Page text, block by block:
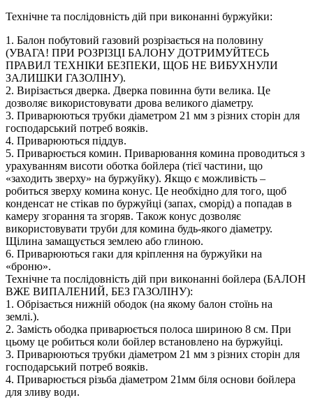
Технічне та послідовність дій при виконанні буржуйки:
1. Балон побутовий газовий розрізається на половину
(УВАГА! ПРИ РОЗРІЗЦІ БАЛОНУ ДОТРИМУЙТЕСЬ
ПРАВИЛ ТЕХНІКИ БЕЗПЕКИ, ЩОБ НЕ ВИБУХНУЛИ
ЗАЛИШКИ ГАЗОЛІНУ).
2. Вирізається дверка. Дверка повинна бути велика. Це
дозволяє використовувати дрова великого діаметру.
3. Приварюються трубки діаметром 21 мм з різних сторін для
господарський потреб вояків.
4. Приварюються піддув.
5. Приварюється комин. Приварювання комина проводиться з
урахуванням висоти оботка бойлера (тієї частини, що
«заходить зверху» на буржуйку). Якщо є можливість –
робиться зверху комина конус. Це необхідно для того, щоб
конденсат не стікав по буржуйці (запах, сморід) а попадав в
камеру згорання та згоряв. Також конус дозволяє
використовувати труби для комина будь-якого діаметру.
Щілина замащується землею або глиною.
6. Приварюються гаки для кріплення на буржуйки на
«броню».
Технічне та послідовність дій при виконанні бойлера (БАЛОН
ВЖЕ ВИПАЛЕНИЙ, БЕЗ ГАЗОЛІНУ):
1. Обрізається нижній ободок (на якому балон стоїнь на
землі.).
2. Замість ободка приварюється полоса шириною 8 см. При
цьому це робиться коли бойлер встановлено на буржуйці.
3. Приварюються трубки діаметром 21 мм з різних сторін для
господарський потреб вояків.
4. Приварюється різьба діаметром 21мм біля основи бойлера
для зливу води.